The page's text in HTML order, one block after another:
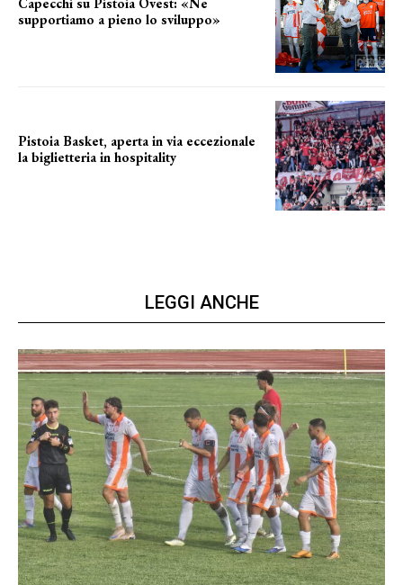
supportiamo a pieno lo sviluppo»
Pistoia Basket, aperta in via eccezionale
la biglietteria in hospitality
LEGGI ANCHE